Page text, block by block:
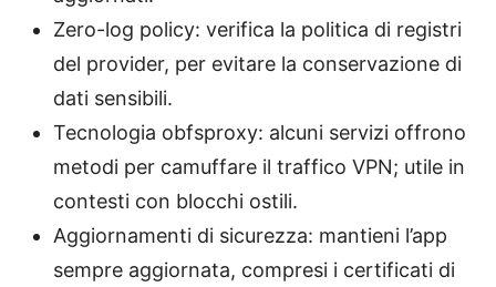
Zero-log policy: verifica la politica di registri
del provider, per evitare la conservazione di
dati sensibili.
Tecnologia obfsproxy: alcuni servizi offrono
metodi per camuffare il traffico VPN; utile in
contesti con blocchi ostili.
Aggiornamenti di sicurezza: mantieni l’app
sempre aggiornata, compresi i certificati di